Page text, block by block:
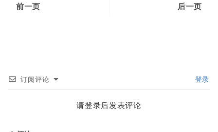
前一页 后一页
订阅评论 登录
请登录后发表评论